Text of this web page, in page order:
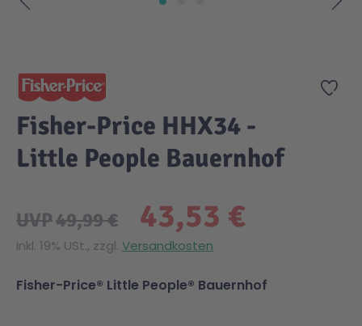
Zur
Fisher-Price HHX34 -
Little People Bauernhof
43,53 €
UVP49,99 €
Inkl. 19% USt., zzgl. Versandkosten
Fisher-Price® Little People® Bauernhof